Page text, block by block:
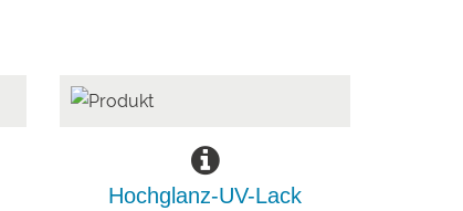
Hochglanz-UV-Lack